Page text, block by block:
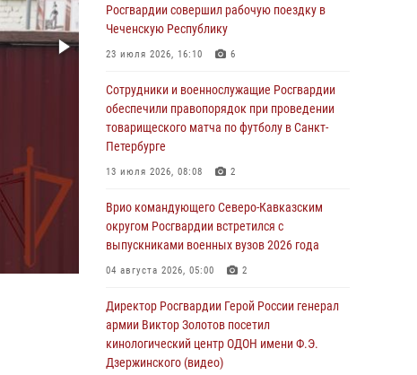
утренней разминке у стен музея истории
космонавтики в Калуге
08 августа 2026, 09:29
В Северо-Западном округе Росгвардии
продолжаются мероприятия в честь юбилея
ведомства
08 августа 2026, 09:03
навыки тактической медицины с учетом
опыта СВО
08 августа 2026, 09:00 2
Росгвардии провели турнир по настольному
теннису ко Дню физкультурника
08 августа 2026, 07:00
Росгвардии совершил рабочую поездку в
Чеченскую Республику
23 июля 2026, 16:10 6
Сотрудники и военнослужащие Росгвардии
обеспечили правопорядок при проведении
товарищеского матча по футболу в Санкт-
Петербурге
13 июля 2026, 08:08 2
Врио командующего Северо-Кавказским
округом Росгвардии встретился с
выпускниками военных вузов 2026 года
04 августа 2026, 05:00 2
Директор Росгвардии Герой России генерал
армии Виктор Золотов посетил
кинологический центр ОДОН имени Ф.Э.
Дзержинского (видео)